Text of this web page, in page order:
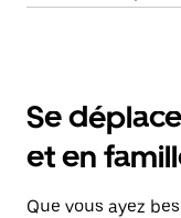
Se
et en
Que vous ayez